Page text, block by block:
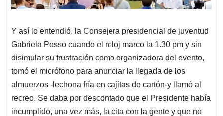
Y así lo entendió, la Consejera presidencial de juventud
Gabriela Posso cuando el reloj marco la 1.30 pm y sin
disimular su frustración como organizadora del evento,
tomó el micrófono para anunciar la llegada de los
almuerzos -lechona fría en cajitas de cartón-y llamó al
recreo. Se daba por descontado que el Presidente había
incumplido, una vez más, la cita con la gente y que no